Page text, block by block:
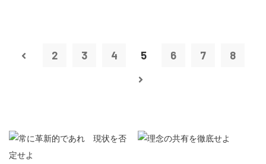
2 3 4 5 6 7 8